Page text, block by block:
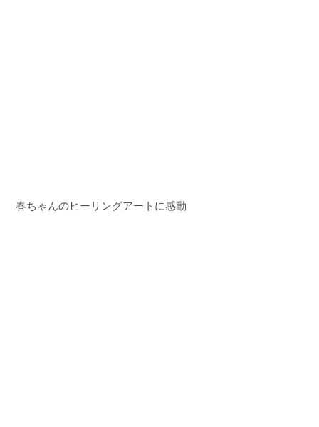
春ちゃんのヒーリングアートに感動